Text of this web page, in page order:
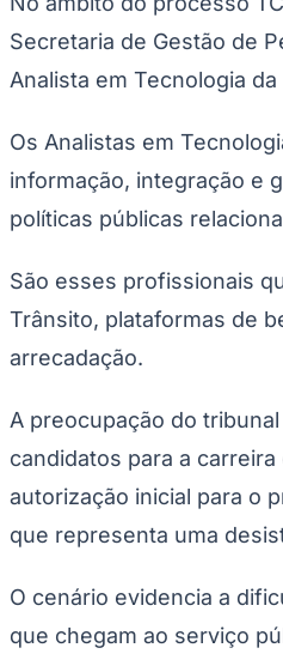
Paulistão
Copa do Brasil
Libertadores
Sul-Americana
Premier League
Bundesliga
Mundial 2026
Secretaria de Gestão de
Analista em Tecnologia
Os Analistas em
informação, integração e
políticas públicas
São esses profissionais
Trânsito, plataformas de
arrecadação.
A preocupação do
candidatos para a
autorização inicial para o
que representa uma
O cenário evidencia a
que chegam ao serviço